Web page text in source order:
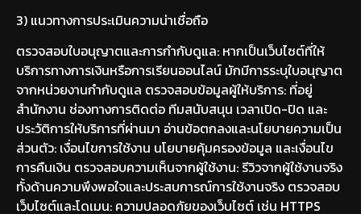
3) แนวทางการประเมินความน่าเชื่อถือ
ตรวจสอบใบอนุญาตและการกำกับดูแล: หากเป็นเว็บไซต์ที่ให้
บริการทางการเงินหรือการเรียนออนไลน์ มักมีการระบุใบอนุญาต
จากหน่วยงานกำกับดูแล ตรวจสอบข้อมูลผู้ให้บริการ: ที่อยู่
สำนักงาน ช่องทางการติดต่อ ทีมสนับสนุน เวลาเปิด-ปิด และ
ประวัติการให้บริการที่ผ่านมา อ่านข้อตกลงและนโยบายความเป็น
ส่วนตัว: เงื่อนไขการใช้งาน นโยบายคุ้มครองข้อมูล และเงื่อนไข
การคืนเงิน ตรวจสอบความเห็นจากผู้ใช้งาน: รีวิวจากผู้ใช้งานจริง
ทั้งด้านความพึงพอใจและประสบการณ์การใช้งานจริง ตรวจสอบ
เว็บไซต์และโดเมน: ความปลอดภัยของเว็บไซต์ เช่น HTTPS